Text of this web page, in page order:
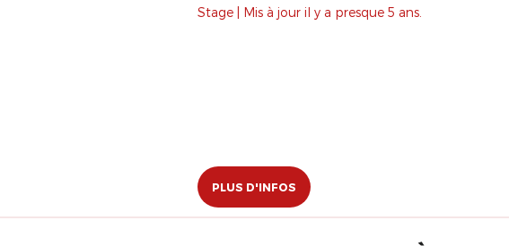
Stage | Mis à jour il y a presque 5 ans.
PLUS D'INFOS